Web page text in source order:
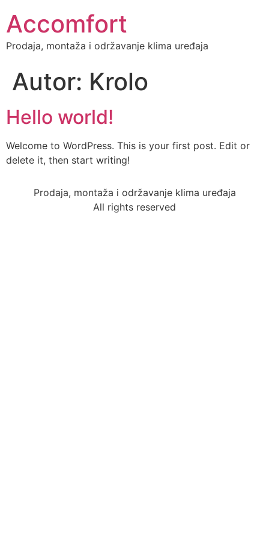
Accomfort
Prodaja, montaža i održavanje klima uređaja
Autor: Krolo
Hello world!
Welcome to WordPress. This is your first post. Edit or
delete it, then start writing!
Prodaja, montaža i održavanje klima uređaja
All rights reserved